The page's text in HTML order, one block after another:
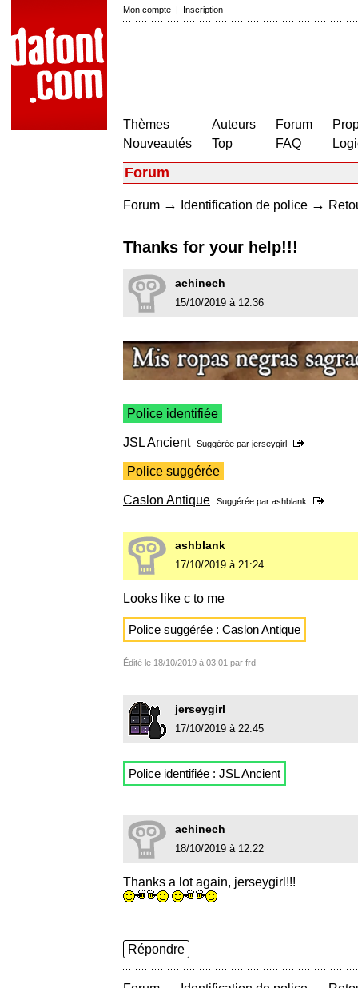
Mon compte | Inscription
Thèmes
Nouveautés
Auteurs
Top
Forum
FAQ
Forum
Forum → Identification de police →
Thanks for your help!!!
achinech
15/10/2019 à 12:36
Police identifiée
JSL Ancient Suggérée par jerseygirl
Police suggérée
Caslon Antique Suggérée par ashblank
ashblank
17/10/2019 à 21:24
Looks like c to me
Police suggérée : Caslon Antique
Édité le 18/10/2019 à 03:01 par frd
jerseygirl
17/10/2019 à 22:45
Police identifiée : JSL Ancient
achinech
18/10/2019 à 12:22
Thanks a lot again, jerseygirl!!!
Répondre